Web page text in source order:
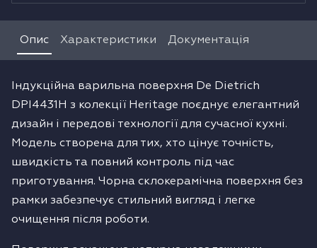
Опис Характеристики Документація
Індукційна варильна поверхня De Dietrich
DPI4431H з колекції Heritage поєднує елегантний
дизайн і передові технології для сучасної кухні.
Модель створена для тих, хто цінує точність,
швидкість та повний контроль під час
приготування. Чорна склокерамічна поверхня без
рамки забезпечує стильний вигляд і легке
очищення після роботи.